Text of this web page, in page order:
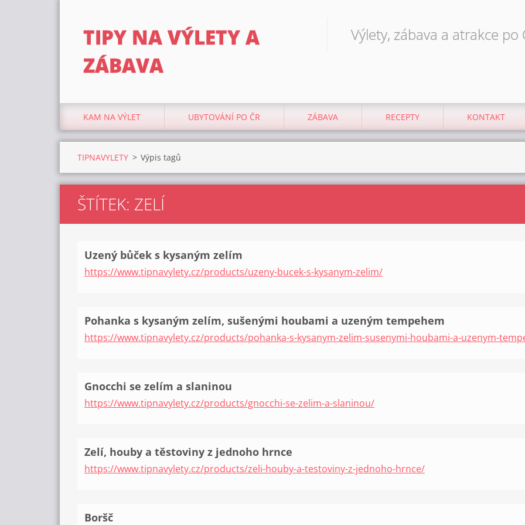
TIPY NA VÝLETY A
ZÁBAVA
Výlety, zábava a atrakce po
KAM NA VÝLET UBYTOVÁNÍ PO ČR ZÁBAVA RECEPTY KONTAKT
TIPNAVYLETY > Výpis tagů
ŠTÍTEK: ZELÍ
Uzený bůček s kysaným zelím
https://www.tipnavylety.cz/products/uzeny-bucek-s-kysanym-zelim/
Pohanka s kysaným zelím, sušenými houbami a uzeným tempehem
https://www.tipnavylety.cz/products/pohanka-s-kysanym-zelim-susenymi-houbami-a-uzenym-
Gnocchi se zelím a slaninou
https://www.tipnavylety.cz/products/gnocchi-se-zelim-a-slaninou/
Zelí, houby a těstoviny z jednoho hrnce
https://www.tipnavylety.cz/products/zeli-houby-a-testoviny-z-jednoho-hrnce/
Boršč